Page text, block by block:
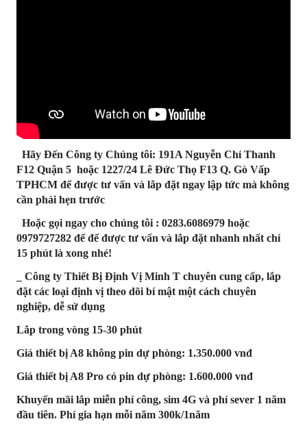
Hãy Đến Công ty Chúng tôi: 191A Nguyễn Chí Thanh
F12 Quận 5 hoặc 1227/24 Lê Đức Thọ F13 Q. Gò Vấp
TPHCM để được tư vấn và lắp đặt ngay lập tức mà không
cần phải hẹn trước
Hoặc gọi ngay cho chúng tôi : 0283.6086979 hoặc
0979727282 để để được tư vấn và lắp đặt nhanh nhất chỉ
15 phút là xong nhé!
_ Công ty Thiết Bị Định Vị Minh T chuyên cung cấp, lắp
đặt các loại định vị theo dõi bí mật một cách chuyên
nghiệp, dễ sử dụng
Lắp trong vòng 15-30 phút
Giá thiết bị A8 không pin dự phòng: 1.350.000 vnđ
Giá thiết bị A8 Pro có pin dự phòng: 1.600.000 vnđ
Khuyến mãi lắp miễn phí công, sim 4G và phí sever 1 năm
đầu tiên. Phí gia hạn mỗi năm 300k/1năm